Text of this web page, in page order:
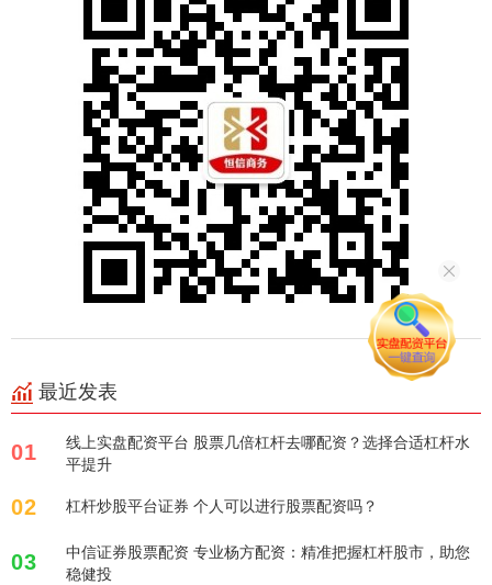
最近发表
01
线上实盘配资平台 股票几倍杠杆去哪配资？选择合适杠杆水
平提升
02 杠杆炒股平台证券 个人可以进行股票配资吗？
03
中信证券股票配资 专业杨方配资：精准把握杠杆股市，助您
稳健投